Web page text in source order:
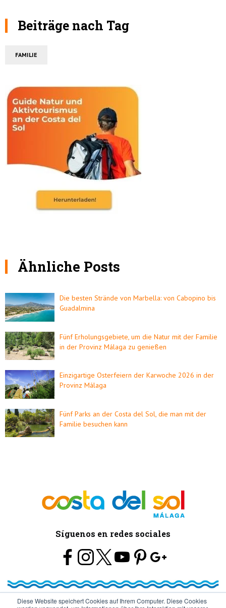
Diese Website speichert Cookies auf Ihrem Computer. Diese Cookies
Beiträge nach Tag
FAMILIE
Ähnliche Posts
Die besten Strände von Marbella: von Cabopino bis
Guadalmina
Fünf Erholungsgebiete, um die Natur mit der Familie
in der Provinz Málaga zu genießen
Einzigartige Osterfeiern der Karwoche 2026 in der
Provinz Málaga
Fünf Parks an der Costa del Sol, die man mit der
Familie besuchen kann
Síguenos en redes sociales